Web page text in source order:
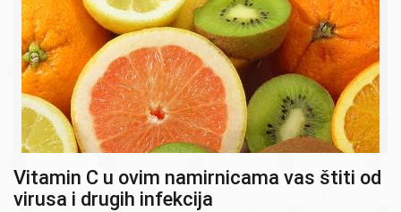
Vitamin C u ovim namirnicama vas štiti od
virusa i drugih infekcija